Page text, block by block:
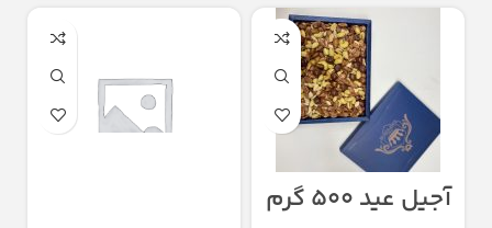
آجیل عید ۵۰۰ گرم